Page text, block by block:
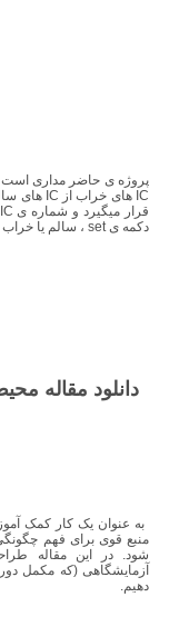
دکمه ی set ، سالم یا خراب بودن IC بر روی صفحه ی نمایش مشخص میگردد .
دانلود مقاله
به عنوان یک کار کمک
منبع قوی برای فهم
شود. در این مقاله
دهیم.